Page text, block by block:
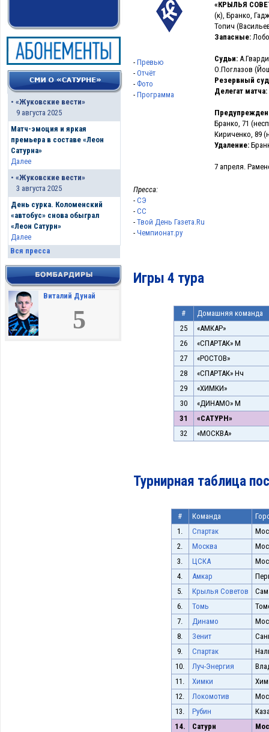
• «Жуковские вести»
9 августа 2025
Матч-эмоция и яркая
премьера в составе «Леон
Сатурна»
Далее
• «Жуковские вести»
3 августа 2025
День сурка. Коломенский
«автобус» снова обыграл
«Леон Сатурн»
Далее
Вся пресса
Виталий Дунай
5
- Превью
- Отчёт
- Фото
- Программа
«КРЫЛЬЯ
(к), Бранко,
Топич
Запасные:
Судьи:
О.Поглазов
Резервный
Делегат матча:
Бранко, 71
Кириченко, 89
Удаление:
7 апреля.
Пресса:
- CЭ
- CС
- Твой День Газета.Ru
- Чемпионат.ру
Игры 4 тура
#
Домашняя команда
25
«АМКАР»
26
«СПАРТАК» М
27
«РОСТОВ»
28
«СПАРТАК» Нч
29
«ХИМКИ»
30
«ДИНАМО» М
31
«САТУРН»
32
«МОСКВА»
Турнирная таблица
# Команда
1.
Спартак
2.
Москва
3.
ЦСКА
4.
Амкар
5.
Крылья Советов
6.
Томь
7.
Динамо
8.
Зенит
9.
Спартак
10.
Луч-Энергия
11.
Химки
12.
Локомотив
13.
Рубин
14.
Сатурн